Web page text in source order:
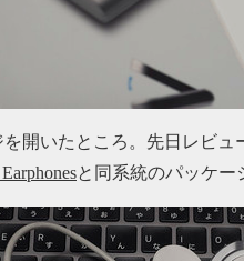
開いたところ。先日レビュ
と同系統のパッケー